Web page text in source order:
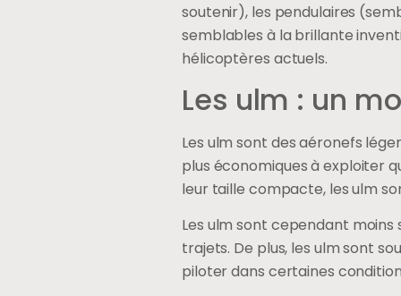
soutenir), les pendulaires
semblables à la brillante
hélicoptères actuels.
Les ulm : un
Les ulm sont des aéronefs
plus économiques à exploiter
leur taille compacte, les ulm
Les ulm sont cependant
trajets. De plus, les ulm sont
piloter dans certaines